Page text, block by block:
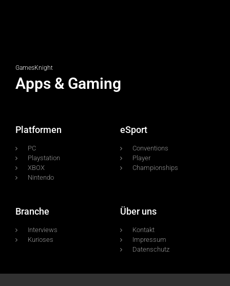
GamesKnight
Apps & Gaming
Platformen
PC
Playstation
XBOX
Nintendo
eSport
Conventions
Player
Championships
Branche
Interviews
Kurioses
Über uns
Kontakt
Impressum
Datenschutz